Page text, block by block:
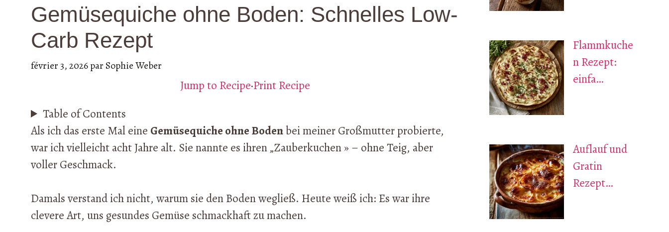
Gemüsequiche ohne Boden: Schnelles Low-
Carb Rezept
février 3, 2026parSophie Weber
Jump to Recipe·Print Recipe
Table of Contents
Als ich das erste Mal eine Gemüsequiche ohne Bodenbei meiner Großmutter probierte,
war ich vielleicht acht Jahre alt. Sie nannte es ihren „Zauberkuchen » – ohne Teig, aber
voller Geschmack.
Damals verstand ich nicht, warum sie den Boden wegließ. Heute weiß ich: Es war ihre
clevere Art, uns gesundes Gemüse schmackhaft zu machen.
Flammkuche
n Rezept:
einfa…
Auflauf und
Gratin
Rezept…